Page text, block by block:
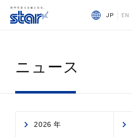
JP EN
ニュース
2026 年